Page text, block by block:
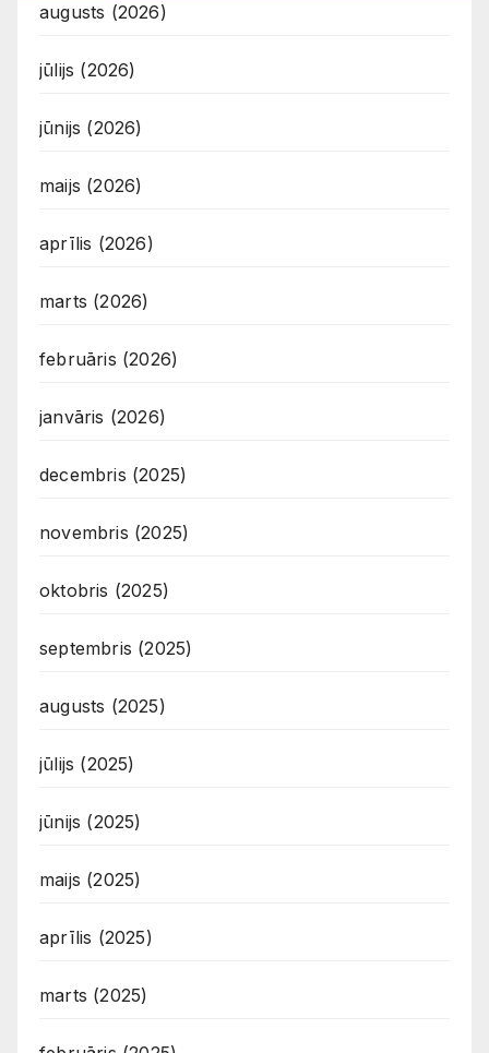
augusts (2026)
jūlijs (2026)
jūnijs (2026)
maijs (2026)
aprīlis (2026)
marts (2026)
februāris (2026)
janvāris (2026)
decembris (2025)
novembris (2025)
oktobris (2025)
septembris (2025)
augusts (2025)
jūlijs (2025)
jūnijs (2025)
maijs (2025)
aprīlis (2025)
marts (2025)